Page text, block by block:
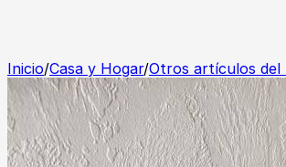
Inicio/Casa y Hogar/Otros artículos del